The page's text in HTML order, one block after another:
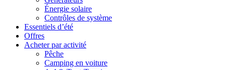
Énergie solaire
Contrôles de système
Essentiels d’été
Offres
Acheter par activité
Pêche
Camping en voiture